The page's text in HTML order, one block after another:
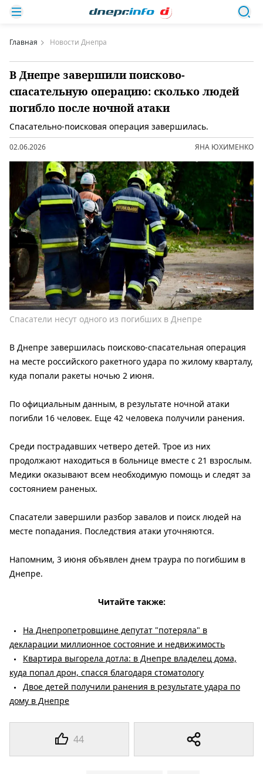
Главная Новости Днепра
В Днепре завершили поисково-
спасательную операцию: сколько людей
погибло после ночной атаки
Спасательно-поисковая операция завершилась.
02.06.2026 ЯНА ЮХИМЕНКО
44
Спасатели несут одного из погибших в Днепре
В Днепре завершилась поисково-спасательная операция
на месте российского ракетного удара по жилому кварталу,
куда попали ракеты ночью 2 июня.
По официальным данным, в результате ночной атаки
погибли 16 человек. Еще 42 человека получили ранения.
Среди пострадавших четверо детей. Трое из них
продолжают находиться в больнице вместе с 21 взрослым.
Медики оказывают всем необходимую помощь и следят за
состоянием раненых.
Спасатели завершили разбор завалов и поиск людей на
месте попадания. Последствия атаки уточняются.
Напомним, 3 июня объявлен днем ​​траура по погибшим в
Днепре.
Читайте также:
На Днепропетровщине депутат "потеряла" в
декларации миллионное состояние и недвижимость
Квартира выгорела дотла: в Днепре владелец дома,
куда попал дрон, спасся благодаря стоматологу
Двое детей получили ранения в результате удара по
дому в Днепре